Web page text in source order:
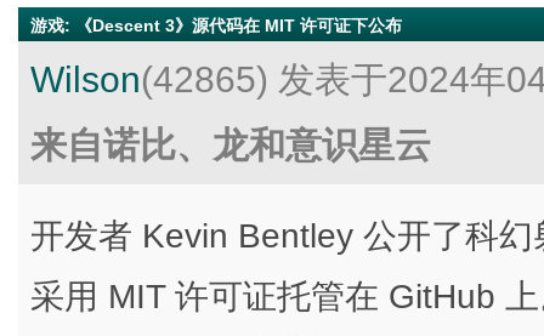
游戏: 《Descent 3》源代码在 MIT 许可证下公布
Wilson(42865) 发表于2024年
来自诺比、龙和意识星云
开发者 Kevin Bentley 公开了科
采用 MIT 许可证托管在 GitHub